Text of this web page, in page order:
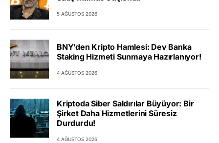
5 AĞUSTOS 2026
BNY’den Kripto Hamlesi: Dev Banka
Staking Hizmeti Sunmaya Hazırlanıyor!
4 AĞUSTOS 2026
Kriptoda Siber Saldırılar Büyüyor: Bir
Şirket Daha Hizmetlerini Süresiz
Durdurdu!
4 AĞUSTOS 2026